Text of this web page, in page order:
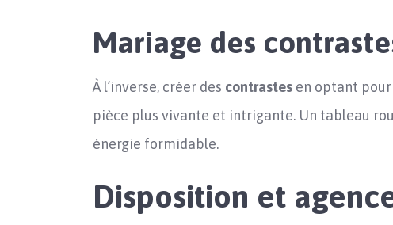
Mariage des
À l’inverse, créer des contrastes en optant
pièce plus vivante et intrigante. Un tableau
énergie formidable.
Disposition et